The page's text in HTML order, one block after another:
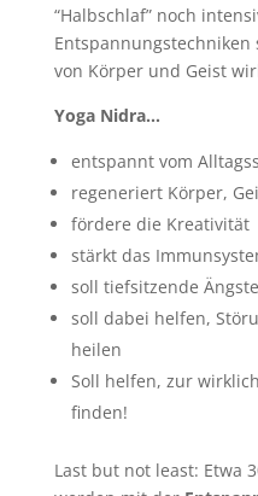
“Halbschlaf” noch
von Körper und Geist
Yoga Nidra…
entspannt vom
regeneriert Körper,
fördere die Kreativität
stärkt das
soll tiefsitzende
soll dabei helfen,
heilen
Soll helfen, zur
finden!
Last but not least: Etwa